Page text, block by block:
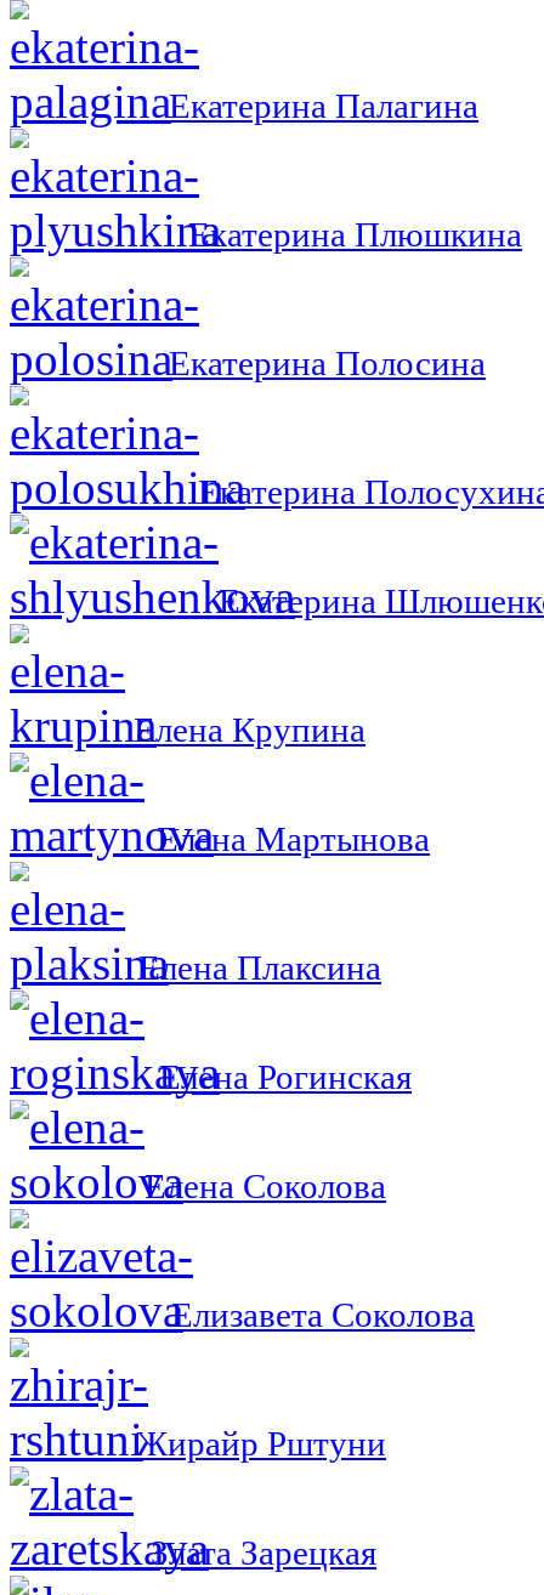
Екатерина Палагина
Екатерина Плюшкина
Екатерина Полосина
Екатерина
Екатерина
Елена Крупина
Елена Мартынова
Елена Плаксина
Елена Рогинская
Елена Соколова
Елизавета Соколова
Жирайр Рштуни
Злата Зарецкая